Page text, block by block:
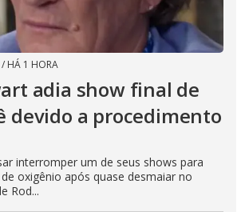
/ HÁ 1 HORA
adia show final de
devido a procedimento
interromper um de seus shows para
oxigênio após quase desmaiar no
Rod...